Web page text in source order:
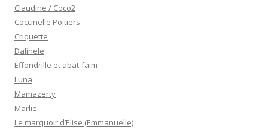
Claudine / Coco2
Coccinelle Poitiers
Criquette
Dalinele
Effondrille et abat-faim
Luna
Mamazerty
Marlie
Le marquoir d’Elise (Emmanuelle)